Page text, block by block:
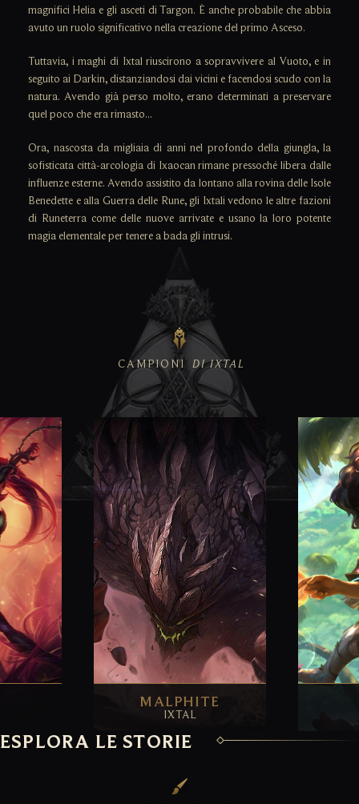
magnifici Helia e gli asceti di Targon. È anche probabile che abbia
avuto un ruolo significativo nella creazione del primo Asceso.
Tuttavia, i maghi di Ixtal riuscirono a sopravvivere al Vuoto, e in
seguito ai Darkin, distanziandosi dai vicini e facendosi scudo con la
natura. Avendo già perso molto, erano determinati a preservare
quel poco che era rimasto...
Ora, nascosta da migliaia di anni nel profondo della giungla, la
sofisticata città-arcologia di Ixaocan rimane pressoché libera dalle
influenze esterne. Avendo assistito da lontano alla rovina delle Isole
Benedette e alla Guerra delle Rune, gli Ixtali vedono le altre fazioni
di Runeterra come delle nuove arrivate e usano la loro potente
magia elementale per tenere a bada gli intrusi.
CAMPIONI DI IXTAL
MALPHITE
IXTAL
ESPLORA LE STORIE